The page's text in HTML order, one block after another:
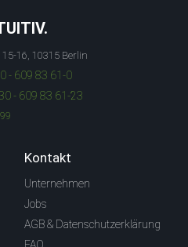
16, 10315 Berlin
- 609 83 61-0
- 609 83 61-23
Kontakt
Unternehmen
Jobs
AGB & Datenschutzerklärung